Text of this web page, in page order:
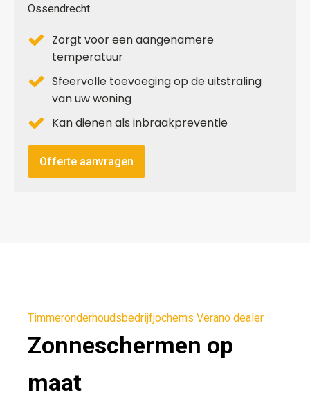
Ossendrecht.
Zorgt voor een aangenamere
temperatuur
Sfeervolle toevoeging op de uitstraling
van uw woning
Kan dienen als inbraakpreventie
Offerte aanvragen
Timmeronderhoudsbedrijfjochems Verano dealer
Zonneschermen op
maat